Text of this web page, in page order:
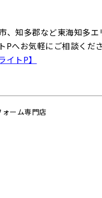
、知多郡など東海知多
へお気軽にご相談くださ
トP】
ーム専門店